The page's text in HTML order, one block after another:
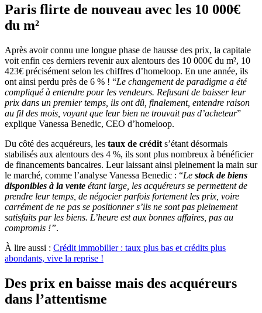
Paris flirte de nouveau avec les 10 000€
du m²
Après avoir connu une longue phase de hausse des prix, la capitale
voit enfin ces derniers revenir aux alentours des 10 000€ du m², 10
423€ précisément selon les chiffres d’homeloop. En une année, ils
ont ainsi perdu près de 6 % ! “Le changement de paradigme a été
compliqué à entendre pour les vendeurs. Refusant de baisser leur
prix dans un premier temps, ils ont dû, finalement, entendre raison
au fil des mois, voyant que leur bien ne trouvait pas d’acheteur”
explique Vanessa Benedic, CEO d’homeloop.
Du côté des acquéreurs, les taux de crédit s’étant désormais
stabilisés aux alentours des 4 %, ils sont plus nombreux à bénéficier
de financements bancaires. Leur laissant ainsi pleinement la main sur
le marché, comme l’analyse Vanessa Benedic : “Le stock de biens
disponibles à la vente étant large, les acquéreurs se permettent de
prendre leur temps, de négocier parfois fortement les prix, voire
carrément de ne pas se positionner s’ils ne sont pas pleinement
satisfaits par les biens. L’heure est aux bonnes affaires, pas au
compromis !”.
À lire aussi : Crédit immobilier : taux plus bas et crédits plus
abondants, vive la reprise !
Des prix en baisse mais des acquéreurs
dans l’attentisme